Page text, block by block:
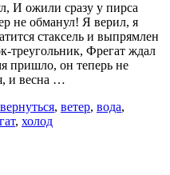
И ожили сразу у пирса
не обманул! Я верил, я
стаксель и выпрямлен
треугольник, Фрегат ждал
пришло, он теперь не
и весна …
вернуться, ветер, вода,
, холод